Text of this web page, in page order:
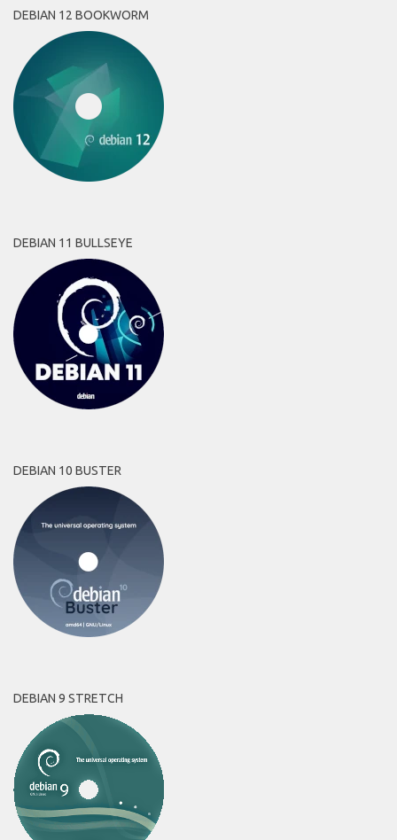
DEBIAN 12 BOOKWORM
DEBIAN 11 BULLSEYE
DEBIAN 10 BUSTER
DEBIAN 9 STRETCH